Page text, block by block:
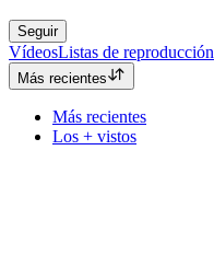
Seguir
VídeosListas de reproducción
Más recientes
Más recientes
Los + vistos